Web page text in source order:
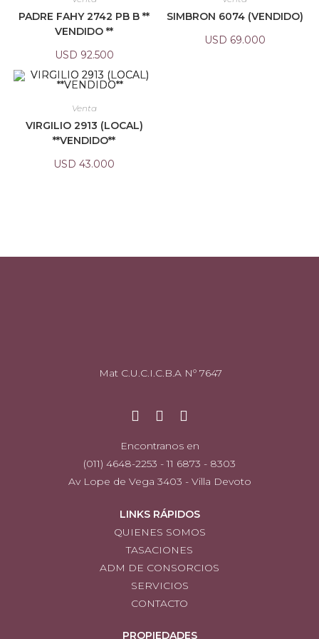
PADRE FAHY 2742 PB B **
VENDIDO **
USD 92.500
SIMBRON 6074 (VENDIDO)
USD 69.000
Venta
VIRGILIO 2913 (LOCAL)
**VENDIDO**
USD 43.000
Mat C.U.C.I.C.B.A Nº 7647
Encontranos en
(011) 4648-2253 - 11 6873 - 8303
Av Lope de Vega 3403 - Villa Devoto
LINKS RÁPIDOS
QUIENES SOMOS
TASACIONES
ADM DE CONSORCIOS
SERVICIOS
CONTACTO
PROPIEDADES